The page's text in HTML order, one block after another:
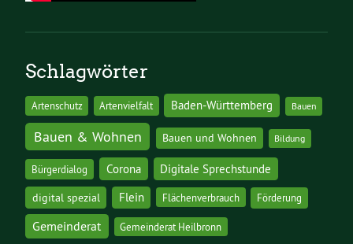
Schlagwörter
Artenschutz Artenvielfalt Baden-Württemberg Bauen
Bauen & Wohnen Bauen und Wohnen Bildung
Bürgerdialog Corona Digitale Sprechstunde
digital spezial Flein Flächenverbrauch Förderung
Gemeinderat Gemeinderat Heilbronn